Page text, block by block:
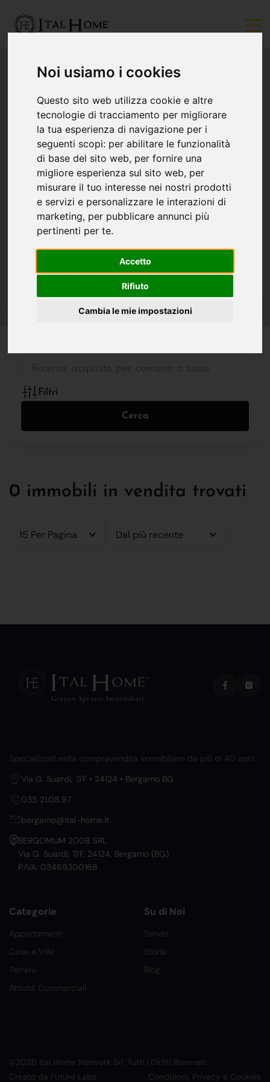
Noi usiamo i cookies
Questo sito web utilizza cookie e altre
tecnologie di tracciamento per migliorare
la tua esperienza di navigazione per i
seguenti scopi: per abilitare le funzionalità
di base del sito web, per fornire una
migliore esperienza sul sito web, per
misurare il tuo interesse nei nostri prodotti
e servizi e personalizzare le interazioni di
marketing, per pubblicare annunci più
pertinenti per te.
Accetto
Rifiuto
Cambia le mie impostazioni
Filtri
Cerca
0 immobili in vendita trovati
15 Per Pagina Dal più recente
Specializzati nella compravendita immobiliare da più di 40 anni.
Via G. Suardi, 7/F • 24124 • Bergamo BG
035 21.08.97
bergamo@ital-home.it
BERGOMUM 2008 SRL
Via G. Suardi, 7/F, 24124, Bergamo (BG)
P.IVA: 03469300168
Categorie
Appartamenti
Case e Ville
Terreni
Attività Commerciali
Su di Noi
Servizi
Storia
Blog
©2026 Ital Home Network Srl. Tutti i Diritti Riservati.
Creato da Future Labs
Condizioni, Privacy e Cookies